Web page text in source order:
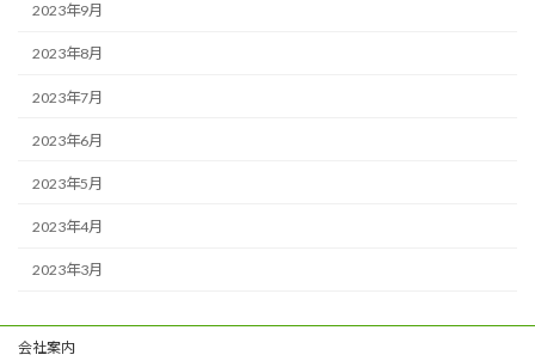
2023年9月
2023年8月
2023年7月
2023年6月
2023年5月
2023年4月
2023年3月
会社案内